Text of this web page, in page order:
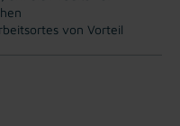
von Vorteil